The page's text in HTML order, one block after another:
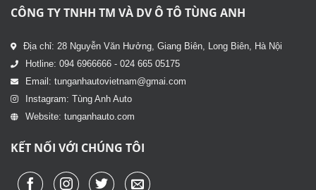
CÔNG TY TNHH TM VÀ DV Ô TÔ TÙNG ANH
Địa chỉ: 28 Nguyễn Văn Hưởng, Giang Biên, Long Biên, Hà Nội
Hotline: 094 6966666 - 024 665 05175
Email: tunganhautovietnam@gmai.com
Instagram: Tùng Anh Auto
Website: tunganhauto.com
KẾT NỐI VỚI CHÚNG TÔI